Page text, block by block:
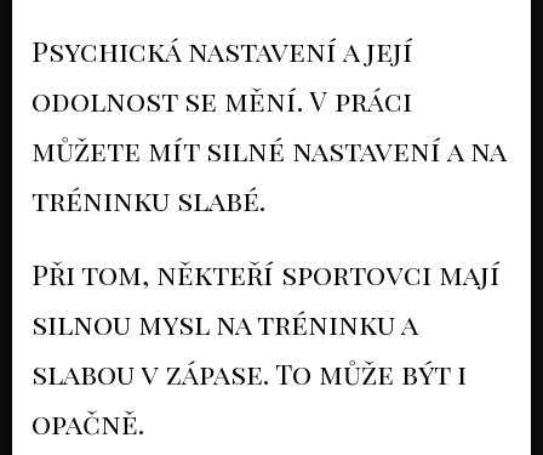
Psychická nastavení a její
odolnost se mění. V práci
můžete mít silné nastavení a na
tréninku slabé.
Při tom, někteří sportovci mají
silnou mysl na tréninku a
slabou v zápase. To může být i
opačně.